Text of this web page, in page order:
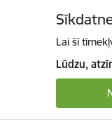
Lai šī
Lūdzu,